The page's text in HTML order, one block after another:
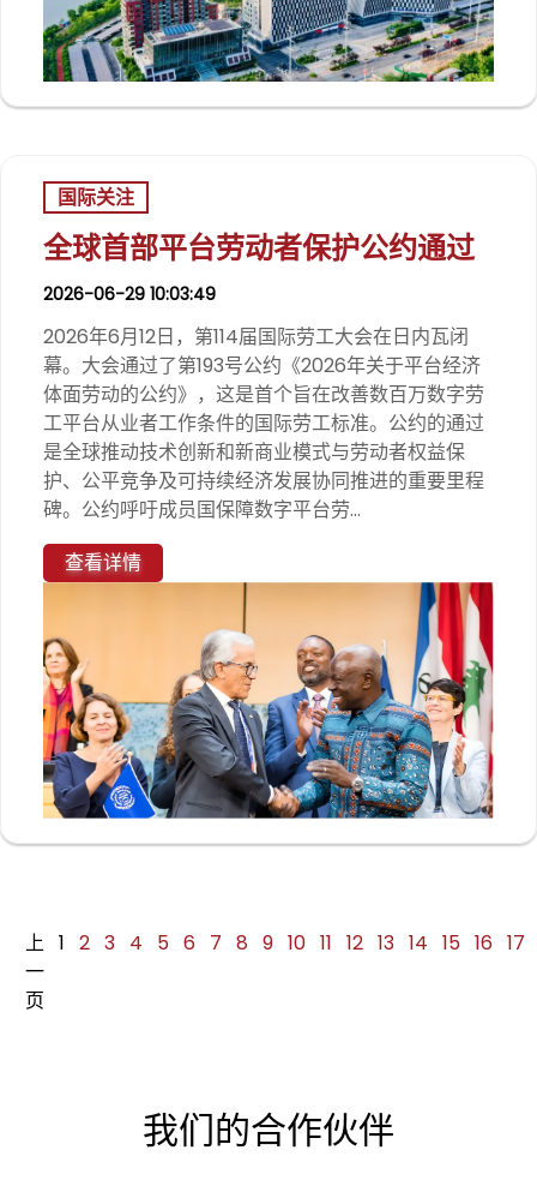
国际关注
全球首部平台劳动者保护公约通过
2026-06-29 10:03:49
2026年6月12日，第114届国际劳工大会在日内瓦闭
幕。大会通过了第193号公约《2026年关于平台经济
体面劳动的公约》，这是首个旨在改善数百万数字劳
工平台从业者工作条件的国际劳工标准。公约的通过
是全球推动技术创新和新商业模式与劳动者权益保
护、公平竞争及可持续经济发展协同推进的重要里程
碑。公约呼吁成员国保障数字平台劳...
查看详情
上
一
页
1 2 3 4 5 6 7 8 9 10 11 12 13 14 15 16 17
我们的合作伙伴